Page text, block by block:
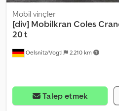
Oelsnitz/Vogtl. 2.210 km
Mobil vinçler
[div] Mobilkran Coles
20 t
Talep etmek